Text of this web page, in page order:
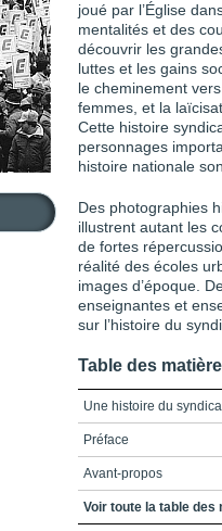
joué par l’Église
mentalités et des
découvrir les
luttes et les gains
le cheminement
femmes, et la
Cette histoire
personnages
histoire nationale
Des photographies
illustrent autant les
de fortes
réalité des écoles
images d’époque.
enseignantes et
sur l’histoire du
Table des
Une histoire du
Préface
Avant-propos
Table des matières
Voir toute la table des